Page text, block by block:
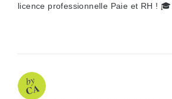
licence professionnelle Paie et RH ! 🎓